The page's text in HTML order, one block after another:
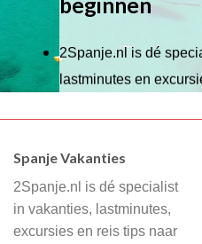
2Spanje.nl is dé
lastminutes en
Wij hebben een
of je nu wilt relaxen op
cultuur wilt ontdekken
in de natuur.
Spanje Vakanties
2Spanje.nl is dé specialist
in vakanties, lastminutes,
excursies en reis tips naar